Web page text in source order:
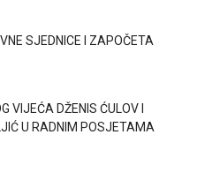
SJEDNICE I ZAPOČETA
VIJEĆA DŽENIS ĆULOV I
U RADNIM POSJETAMA